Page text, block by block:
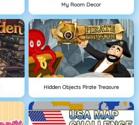
My Room Decor
Hidden Objects Pirate Treasure